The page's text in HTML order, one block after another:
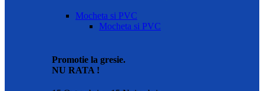
Mocheta si PVC
Mocheta si PVC
Promotie la gresie.
NU RATA !